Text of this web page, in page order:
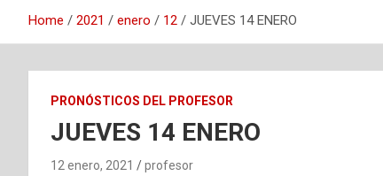
Home 2021 enero 12 JUEVES 14 ENERO
PRONÓSTICOS DEL PROFESOR
JUEVES 14 ENERO
12 enero, 2021 profesor